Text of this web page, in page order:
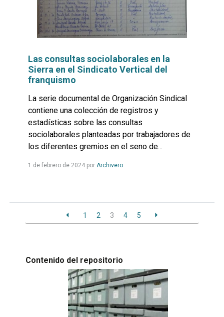
Las consultas sociolaborales en la
Sierra en el Sindicato Vertical del
franquismo
La serie documental de Organización Sindical
contiene una colección de registros y
estadísticas sobre las consultas
sociolaborales planteadas por trabajadores de
los diferentes gremios en el seno de...
1 de febrero de 2024por ArchiveroLeer
1 2 3 4 5
Contenido del repositorio